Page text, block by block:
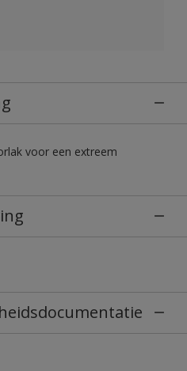
voor een extreem